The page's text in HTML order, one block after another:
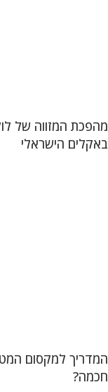
מהפכת המזווה של
באקלים הישראלי
המדריך למקסום
חכמה?